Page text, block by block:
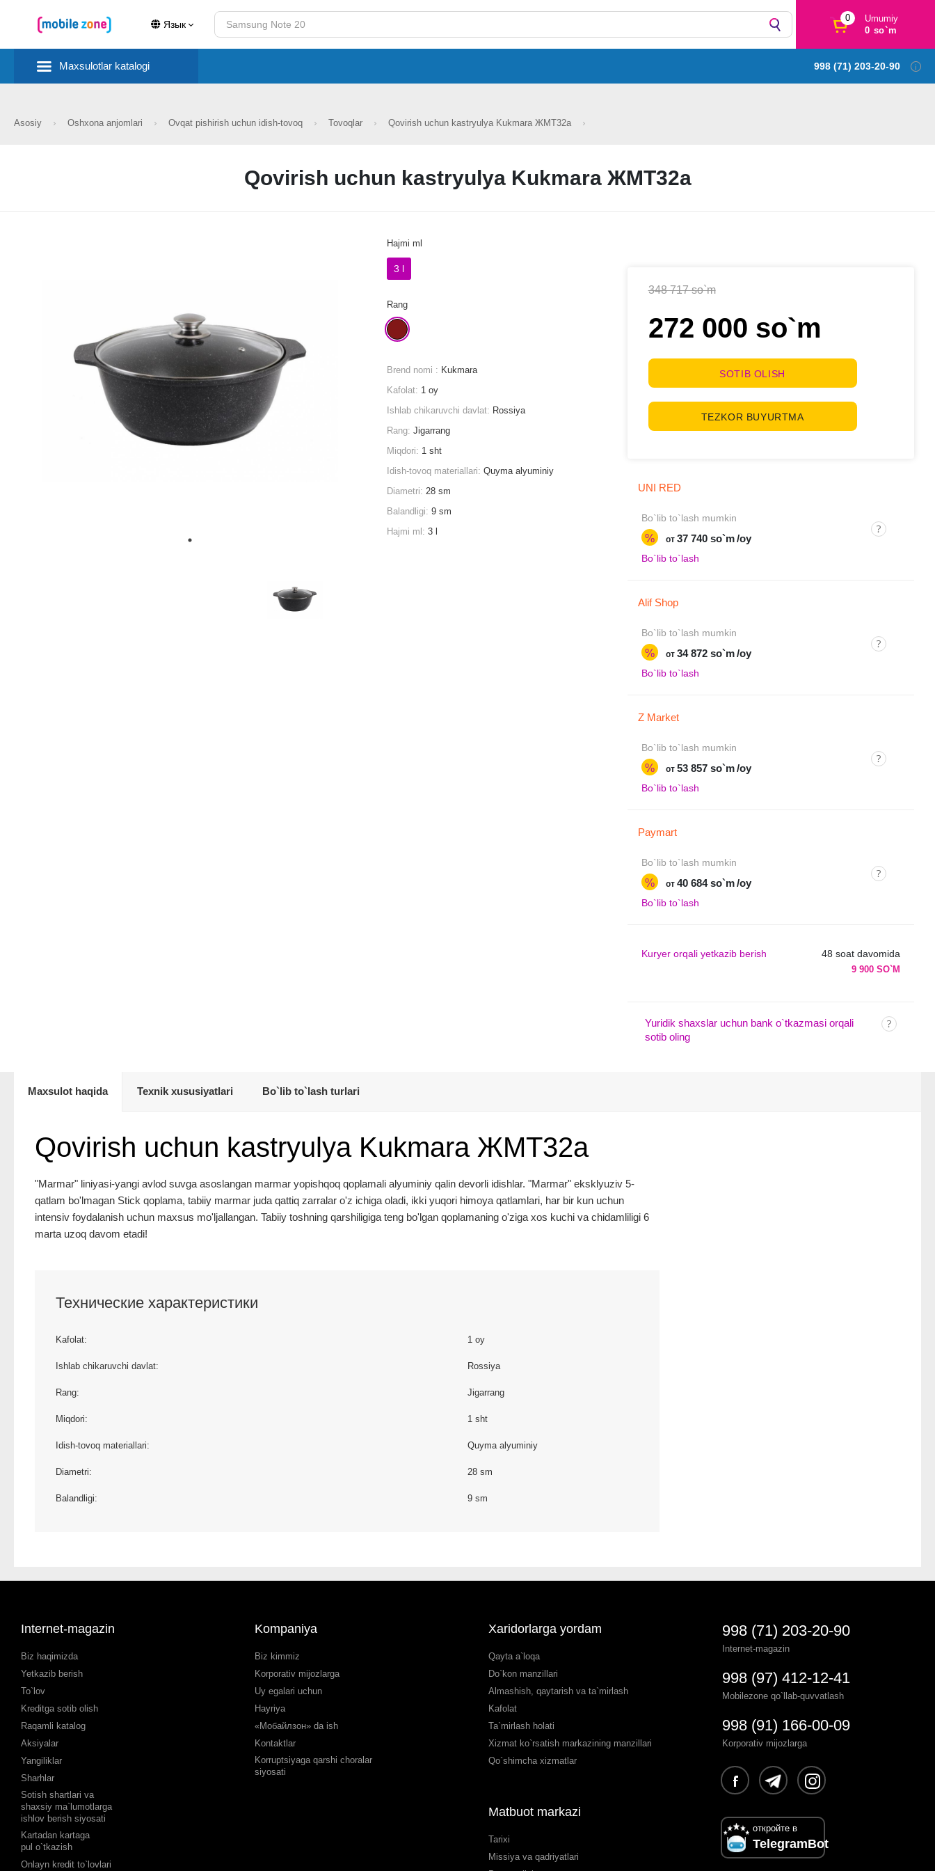
Язык
0
Umumiy
0 so`m
Maxsulotlar katalogi 998 (71) 203-20-90
Asosiy Oshxona anjomlari Ovqat pishirish uchun idish-tovoq Tovoqlar Qovirish uchun kastryulya Kukmara ЖМТ32а
Qovirish uchun kastryulya Kukmara ЖМТ32а
348 717 so`m
272 000 so`m
SOTIB OLISH
TEZKOR BUYURTMA
UNI RED
Bo`lib to`lash mumkin
% от 37 740 so`m /oy
Bo`lib to`lash
Alif Shop
Bo`lib to`lash mumkin
% от 34 872 so`m /oy
Bo`lib to`lash
Z Market
Bo`lib to`lash mumkin
% от 53 857 so`m /oy
Bo`lib to`lash
Paymart
Bo`lib to`lash mumkin
% от 40 684 so`m /oy
Bo`lib to`lash
Kuryer orqali yetkazib berish 48 soat davomida
9 900 SO`M
Yuridik shaxslar uchun bank o`tkazmasi orqali
sotib oling
Hajmi ml
3 l
Rang
Brend nomi : Kukmara
Kafolat: 1 oy
Ishlab chikaruvchi davlat: Rossiya
Rang:Jigarrang
Miqdori: 1 sht
Idish-tovoq materiallari:Quyma alyuminiy
Diametri:28 sm
Balandligi:9 sm
Hajmi ml:3 l
Maxsulot haqida Texnik xususiyatlari Bo`lib to`lash turlari
Qovirish uchun kastryulya Kukmara ЖМТ32а
"Marmar" liniyasi-yangi avlod suvga asoslangan marmar yopishqoq qoplamali alyuminiy qalin devorli idishlar. "Marmar" eksklyuziv 5-
qatlam bo'lmagan Stick qoplama, tabiiy marmar juda qattiq zarralar o'z ichiga oladi, ikki yuqori himoya qatlamlari, har bir kun uchun
intensiv foydalanish uchun maxsus mo'ljallangan. Tabiiy toshning qarshiligiga teng bo'lgan qoplamaning o'ziga xos kuchi va chidamliligi 6
marta uzoq davom etadi!
Технические характеристики
Kafolat: 1 oy
Ishlab chikaruvchi davlat: Rossiya
Rang: Jigarrang
Miqdori: 1 sht
Idish-tovoq materiallari: Quyma alyuminiy
Diametri: 28 sm
Balandligi: 9 sm
Internet-magazin
Biz haqimizda
Yetkazib berish
To`lov
Kreditga sotib olish
Raqamli katalog
Aksiyalar
Yangiliklar
Sharhlar
Sotish shartlari va
shaxsiy ma`lumotlarga
ishlov berish siyosati
Kartadan kartaga
pul o`tkazish
Onlayn kredit to`lovlari
Kompaniya
Biz kimmiz
Korporativ mijozlarga
Uy egalari uchun
Hayriya
«Мобайлзон» da ish
Kontaktlar
Korruptsiyaga qarshi choralar
siyosati
Xaridorlarga yordam
Qayta a`loqa
Do`kon manzillari
Almashish, qaytarish va ta`mirlash
Kafolat
Ta`mirlash holati
Xizmat ko`rsatish markazining manzillari
Qo`shimcha xizmatlar
Matbuot markazi
Tarixi
Missiya va qadriyatlari
998 (71) 203-20-90
Internet-magazin
998 (97) 412-12-41
Mobilezone qo`llab-quvvatlash
998 (91) 166-00-09
Korporativ mijozlarga
откройте в
TelegramBot